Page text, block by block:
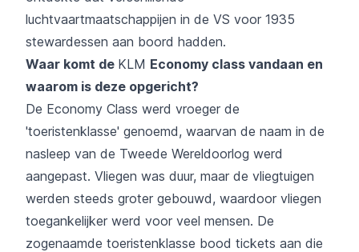
luchtvaartmaatschappijen in de VS voor 1935
stewardessen aan boord hadden.
Waar komt de KLM Economy class vandaan en
waarom is deze opgericht?
De Economy Class werd vroeger de
'toeristenklasse' genoemd, waarvan de naam in de
nasleep van de Tweede Wereldoorlog werd
aangepast. Vliegen was duur, maar de vliegtuigen
werden steeds groter gebouwd, waardoor vliegen
toegankelijker werd voor veel mensen. De
zogenaamde toeristenklasse bood tickets aan die